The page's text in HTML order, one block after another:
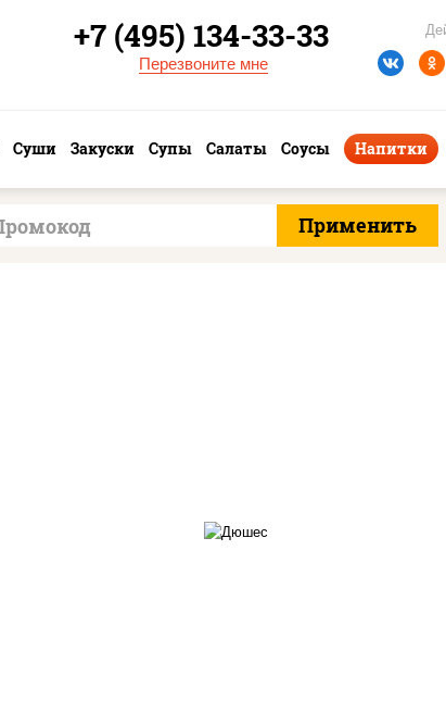
+7 (495) 134-33-33
Перезвоните мне
Суши Закуски Супы Салаты Соусы Напитки